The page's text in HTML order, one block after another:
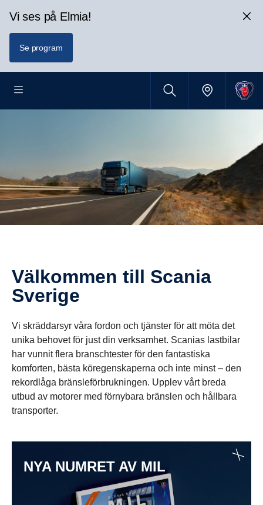
Vi ses på Elmia!
Se program
Välkommen till Scania
Sverige
Vi skräddarsyr våra fordon och tjänster för att möta det
unika behovet för just din verksamhet. Scanias lastbilar
har vunnit flera branschtester för den fantastiska
komforten, bästa köregenskaperna och inte minst – den
rekordlåga bränsleförbrukningen. Upplev vårt breda
utbud av motorer med förnybara bränslen och hållbara
transporter.
NYA NUMRET AV MIL